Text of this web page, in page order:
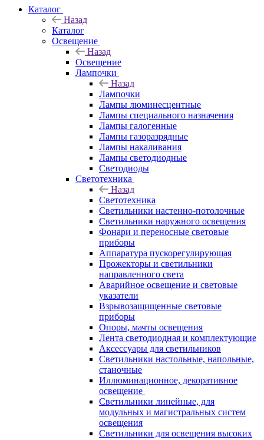
Каталог
Назад
Каталог
Освещение
Назад
Освещение
Лампочки
Назад
Лампочки
Лампы люминесцентные
Лампы специального назначения
Лампы галогенные
Лампы газоразрядные
Лампы накаливания
Лампы светодиодные
Светодиоды
Светотехника
Назад
Светотехника
Светильники настенно-потолочные
Светильники наружного освещения
Фонари и переносные световые
приборы
Аппаратура пускорегулирующая
Прожекторы и светильники
направленного света
Аварийное освещение и световые
указатели
Взрывозащищенные световые
приборы
Опоры, мачты освещения
Лента светодиодная и комплектующие
Аксессуары для светильников
Светильники настольные, напольные,
станочные
Иллюминационное, декоративное
освещение
Светильники линейные, для
модульных и магистральных систем
освещения
Светильники для освещения высоких